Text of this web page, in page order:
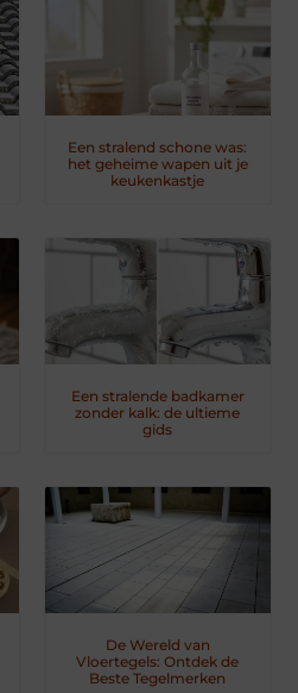
Een stralend schone was:
het geheime wapen uit je
keukenkastje
Een stralende badkamer
zonder kalk: de ultieme
gids
De Wereld van
Vloertegels: Ontdek de
Beste Tegelmerken